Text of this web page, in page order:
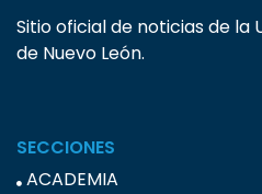
Sitio oficial de noticias de la
de Nuevo León.
SECCIONES
ACADEMIA